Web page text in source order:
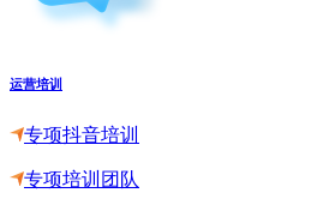
运营培训
专项抖音培训
专项培训团队